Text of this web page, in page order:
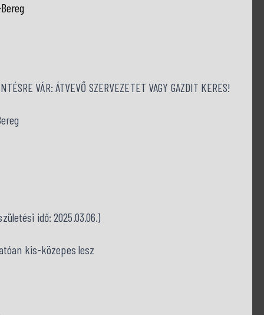
VÁR: ÁTVEVŐ SZERVEZETET VAGY GAZDIT KERES!
idő: 2025.03.06.)
kis-közepes lesz